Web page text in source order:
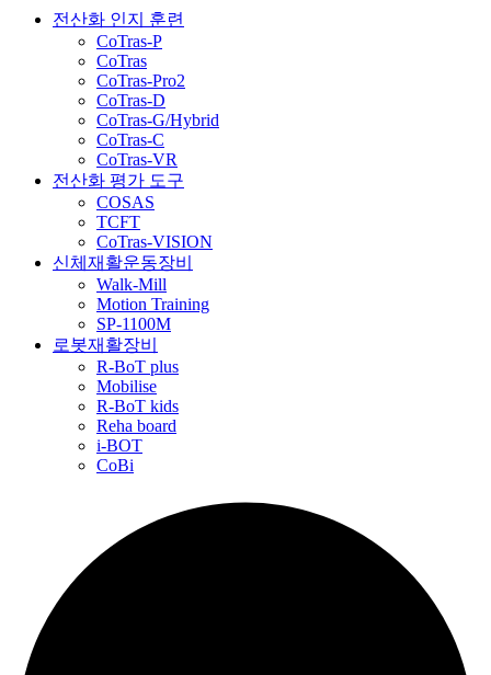
전산화 인지 훈련
CoTras-P
CoTras
CoTras-Pro2
CoTras-D
CoTras-G/Hybrid
CoTras-C
CoTras-VR
전산화 평가 도구
COSAS
TCFT
CoTras-VISION
신체재활운동장비
Walk-Mill
Motion Training
SP-1100M
로봇재활장비
R-BoT plus
Mobilise
R-BoT kids
Reha board
i-BOT
CoBi